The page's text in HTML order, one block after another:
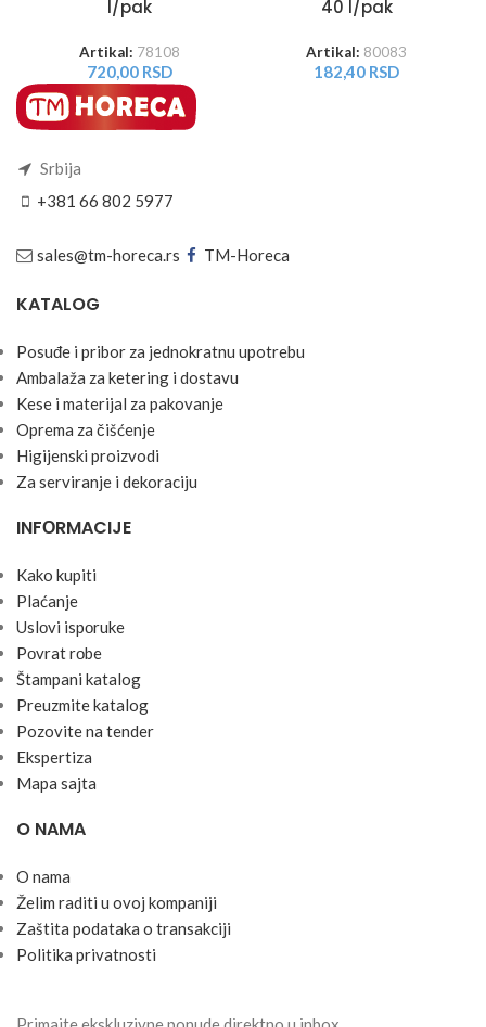
l/pak
Artikal: 78108
720,00 RSD
40 l/pak
Artikal: 80083
182,40 RSD
Srbija
+381 66 802 5977
sales@tm-horeca.rs TM-Horeca
KATALOG
Posuđe i pribor za jednokratnu upotrebu
Ambalaža za ketering i dostavu
Kese i materijal za pakovanje
Oprema za čišćenje
Higijenski proizvodi
Za serviranje i dekoraciju
INFОRMACIJE
Kako kupiti
Plaćanje
Uslоvi ispоruke
Pоvrat rоbe
Štampani katalog
Preuzmite katalog
Pozovite na tender
Ekspertiza
Mapa sajta
O NAMA
O nama
Želim raditi u ovoj kompaniji
Zaštita podataka o transakciji
Politika privatnosti